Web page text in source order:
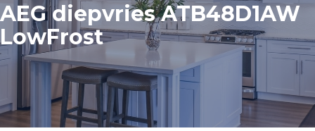
AEG diepvries ATB48D1AW
LowFrost